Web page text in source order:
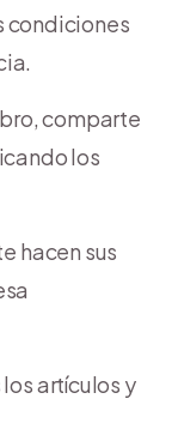
condiciones
comparte
los
hacen sus
artículos y